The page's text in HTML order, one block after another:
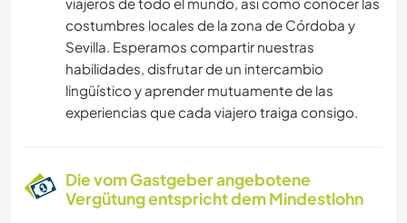
YOGA / WELLNESS
WANDERN
STRAND
NATUR
costumbres locales de la zona de Córdoba y
Sevilla. Esperamos compartir nuestras
habilidades, disfrutar de un intercambio
lingüístico y aprender mutuamente de las
experiencias que cada viajero traiga consigo.
Die vom Gastgeber angebotene
Vergütung entspricht dem Mindestlohn